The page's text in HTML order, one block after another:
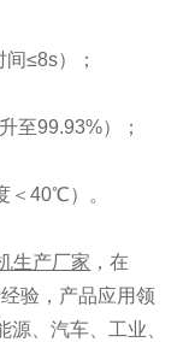
≤8s）；
至99.93%）；
＜40℃）。
生产厂家 ，在
验，产品应用领
、汽车、工业、